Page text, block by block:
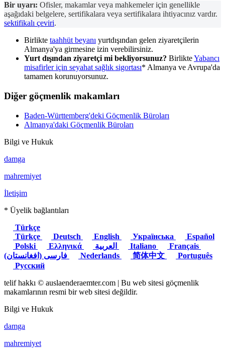
Bir uyarı: Ofisler, makamlar veya mahkemeler için genellikle
aşağıdaki belgelere, sertifikalara veya sertifikalara ihtiyacınız vardır.
sektifikalı çeviri.
Birlikte taahhüt beyanı yurtdışından gelen ziyaretçilerin
Almanya'ya girmesine izin verebilirsiniz.
Yurt dışından ziyaretçi mi bekliyorsunuz? BirlikteYabancı
misafirler için seyahat sağlık sigortası* Almanya ve Avrupa'da
tamamen korunuyorsunuz.
Diğer göçmenlik makamları
Baden-Württemberg'deki Göçmenlik Büroları
Almanya'daki Göçmenlik Büroları
Bilgi ve Hukuk
damga
mahremiyet
İletişim
* Üyelik bağlantıları
Türkçe
Türkçe
Deutsch English Українська
Español
Polski
Ελληνικά Italiano
Français
Nederlands 简体中文
Português
Русский
telif hakkı © auslaenderaemter.com | Bu web sitesi göçmenlik
makamlarının resmi bir web sitesi değildir.
Bilgi ve Hukuk
damga
mahremiyet